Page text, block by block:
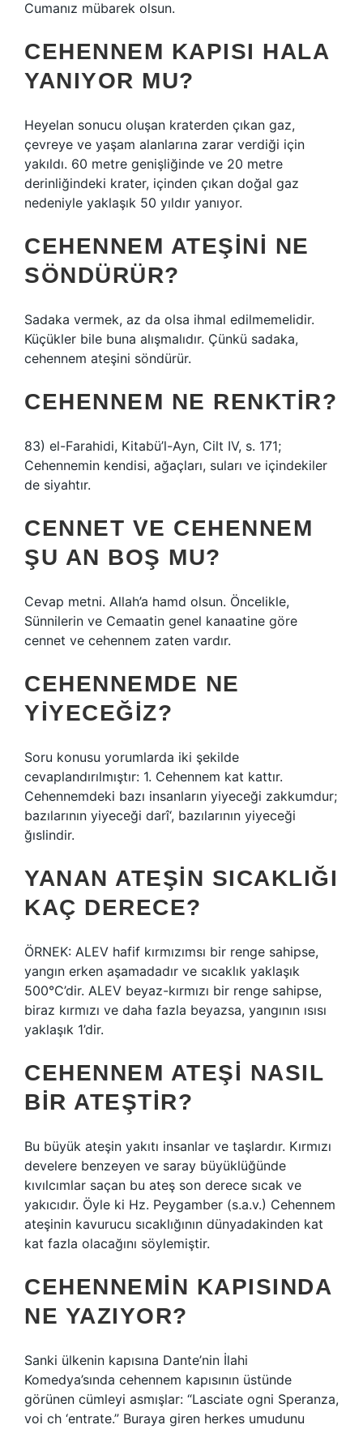
Cumanız mübarek olsun.
CEHENNEM KAPISI HALA
YANIYOR MU?
Heyelan sonucu oluşan kraterden çıkan gaz,
çevreye ve yaşam alanlarına zarar verdiği için
yakıldı. 60 metre genişliğinde ve 20 metre
derinliğindeki krater, içinden çıkan doğal gaz
nedeniyle yaklaşık 50 yıldır yanıyor.
CEHENNEM ATEŞINI NE
SÖNDÜRÜR?
Sadaka vermek, az da olsa ihmal edilmemelidir.
Küçükler bile buna alışmalıdır. Çünkü sadaka,
cehennem ateşini söndürür.
CEHENNEM NE RENKTIR?
83) el-Farahidi, Kitabü’l-Ayn, Cilt IV, s. 171;
Cehennemin kendisi, ağaçları, suları ve içindekiler
de siyahtır.
CENNET VE CEHENNEM
ŞU AN BOŞ MU?
Cevap metni. Allah’a hamd olsun. Öncelikle,
Sünnilerin ve Cemaatin genel kanaatine göre
cennet ve cehennem zaten vardır.
CEHENNEMDE NE
YIYECEĞIZ?
Soru konusu yorumlarda iki şekilde
cevaplandırılmıştır: 1. Cehennem kat kattır.
Cehennemdeki bazı insanların yiyeceği zakkumdur;
bazılarının yiyeceği darî‘, bazılarının yiyeceği
ğıslindir.
YANAN ATEŞIN SICAKLIĞI
KAÇ DERECE?
ÖRNEK: ALEV hafif kırmızımsı bir renge sahipse,
yangın erken aşamadadır ve sıcaklık yaklaşık
500°C’dir. ALEV beyaz-kırmızı bir renge sahipse,
biraz kırmızı ve daha fazla beyazsa, yangının ısısı
yaklaşık 1’dir.
CEHENNEM ATEŞI NASIL
BIR ATEŞTIR?
Bu büyük ateşin yakıtı insanlar ve taşlardır. Kırmızı
develere benzeyen ve saray büyüklüğünde
kıvılcımlar saçan bu ateş son derece sıcak ve
yakıcıdır. Öyle ki Hz. Peygamber (s.a.v.) Cehennem
ateşinin kavurucu sıcaklığının dünyadakinden kat
kat fazla olacağını söylemiştir.
CEHENNEMIN KAPISINDA
NE YAZIYOR?
Sanki ülkenin kapısına Dante’nin İlahi
Komedya’sında cehennem kapısının üstünde
görünen cümleyi asmışlar: “Lasciate ogni Speranza,
voi ch ‘entrate.” Buraya giren herkes umudunu